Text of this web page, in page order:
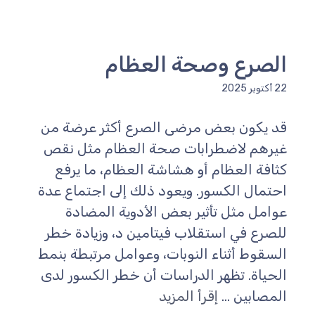
الصرع وصحة العظام
22 أكتوبر 2025
قد يكون بعض مرضى الصرع أكثر عرضة من
غيرهم لاضطرابات صحة العظام مثل نقص
كثافة العظام أو هشاشة العظام، ما يرفع
احتمال الكسور. ويعود ذلك إلى اجتماع عدة
عوامل مثل تأثير بعض الأدوية المضادة
للصرع في استقلاب فيتامين د، وزيادة خطر
السقوط أثناء النوبات، وعوامل مرتبطة بنمط
الحياة. تظهر الدراسات أن خطر الكسور لدى
المصابين ... إقرأ المزيد